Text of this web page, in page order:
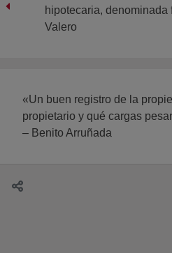
hipotecaria, denominada
Valero
«Un buen registro de la
propietario y qué cargas
– Benito Arruñada